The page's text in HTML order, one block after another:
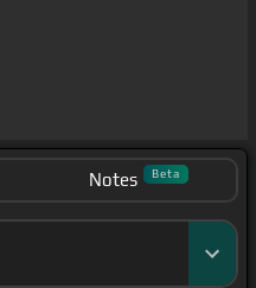
Notes Beta